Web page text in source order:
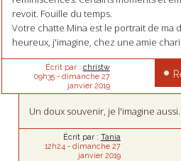
revoit. Fouille du temps.
Votre chatte Mina est le portrait de ma
heureux, j'imagine, chez une amie
Écrit par : christw
09h35- dimanche 27
janvier 2019
Un doux souvenir, je l'imagine aussi.
Écrit par : Tania
12h24 - dimanche 27
janvier 2019